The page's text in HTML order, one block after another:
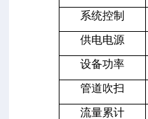
系统控制
供电电源
设备功率
管道吹扫
流量累计